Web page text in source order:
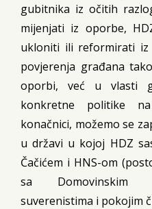
gubitnika iz očitih
mijenjati iz oporbe,
ukloniti ili reformirati iz
povjerenja građana
oporbi, već u vlasti
konkretne politike
konačnici, možemo se
u državi u kojoj HDZ
Čačićem i HNS-om
sa Domovinskim
suverenistima i pokojim